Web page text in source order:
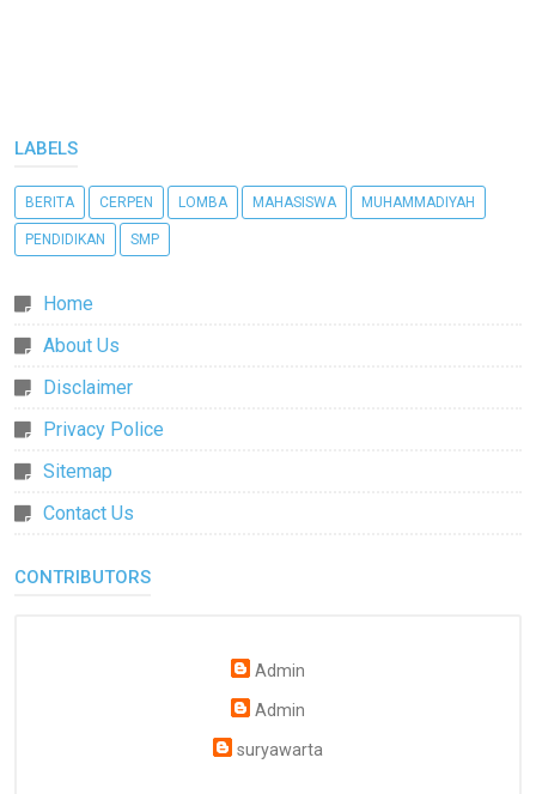
LABELS
BERITA CERPEN LOMBA MAHASISWA MUHAMMADIYAH
PENDIDIKAN SMP
Home
About Us
Disclaimer
Privacy Police
Sitemap
Contact Us
CONTRIBUTORS
Admin
Admin
suryawarta